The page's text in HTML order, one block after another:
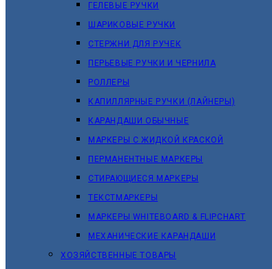
ГЕЛЕВЫЕ РУЧКИ
ШАРИКОВЫЕ РУЧКИ
СТЕРЖНИ ДЛЯ РУЧЕК
ПЕРЬЕВЫЕ РУЧКИ И ЧЕРНИЛА
РОЛЛЕРЫ
КАПИЛЛЯРНЫЕ РУЧКИ (ЛАЙНЕРЫ)
КАРАНДАШИ ОБЫЧНЫЕ
МАРКЕРЫ C ЖИДКОЙ КРАСКОЙ
ПЕРМАНЕНТНЫЕ МАРКЕРЫ
СТИРАЮЩИЕСЯ МАРКЕРЫ
ТЕКСТМАРКЕРЫ
МАРКЕРЫ WHITEBOARD & FLIPCHART
МЕХАНИЧЕСКИЕ КАРАНДАШИ
ХОЗЯЙСТВЕННЫЕ ТОВАРЫ